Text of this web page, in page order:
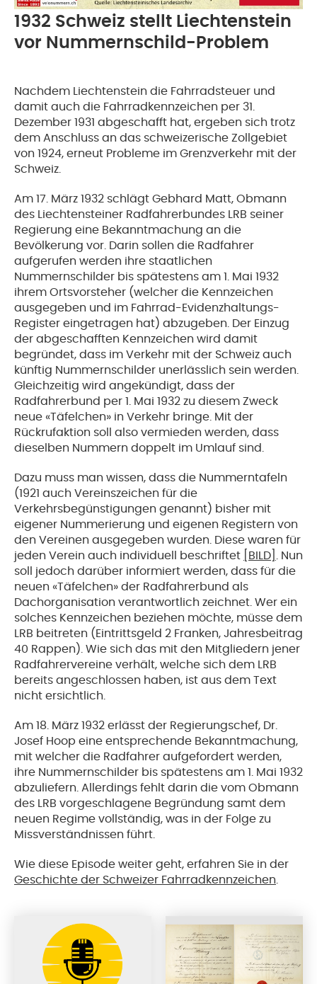
1932 Schweiz stellt Liechtenstein
vor Nummernschild-Problem
Nachdem Liechtenstein die Fahrradsteuer und
damit auch die Fahrradkennzeichen per 31.
Dezember 1931 abgeschafft hat, ergeben sich trotz
dem Anschluss an das schweizerische Zollgebiet
von 1924, erneut Probleme im Grenzverkehr mit der
Schweiz.
Am 17. März 1932 schlägt Gebhard Matt, Obmann
des Liechtensteiner Radfahrerbundes LRB seiner
Regierung eine Bekanntmachung an die
Bevölkerung vor. Darin sollen die Radfahrer
aufgerufen werden ihre staatlichen
Nummernschilder bis spätestens am 1. Mai 1932
ihrem Ortsvorsteher (welcher die Kennzeichen
ausgegeben und im Fahrrad-Evidenzhaltungs-
Register eingetragen hat) abzugeben. Der Einzug
der abgeschafften Kennzeichen wird damit
begründet, dass im Verkehr mit der Schweiz auch
künftig Nummernschilder unerlässlich sein werden.
Gleichzeitig wird angekündigt, dass der
Radfahrerbund per 1. Mai 1932 zu diesem Zweck
neue «Täfelchen» in Verkehr bringe. Mit der
Rückrufaktion soll also vermieden werden, dass
dieselben Nummern doppelt im Umlauf sind.
Dazu muss man wissen, dass die Nummerntafeln
(1921 auch Vereinszeichen für die
Verkehrsbegünstigungen genannt) bisher mit
eigener Nummerierung und eigenen Registern von
den Vereinen ausgegeben wurden. Diese waren für
jeden Verein auch individuell beschriftet
[BILD]
. Nun
soll jedoch darüber informiert werden, dass für die
neuen «Täfelchen» der Radfahrerbund als
Dachorganisation verantwortlich zeichnet. Wer ein
solches Kennzeichen beziehen möchte, müsse dem
LRB beitreten (Eintrittsgeld 2 Franken, Jahresbeitrag
40 Rappen). Wie sich das mit den Mitgliedern jener
Radfahrervereine verhält, welche sich dem LRB
bereits angeschlossen haben, ist aus dem Text
nicht ersichtlich.
Am 18. März 1932 erlässt der Regierungschef, Dr.
Josef Hoop eine entsprechende Bekanntmachung,
mit welcher die Radfahrer aufgefordert werden,
ihre Nummernschilder bis spätestens am 1. Mai 1932
abzuliefern. Allerdings fehlt darin die vom Obmann
des LRB vorgeschlagene Begründung samt dem
neuen Regime vollständig, was in der Folge zu
Missverständnissen führt.
Wie diese Episode weiter geht, erfahren Sie in der
Geschichte der Schweizer Fahrradkennzeichen